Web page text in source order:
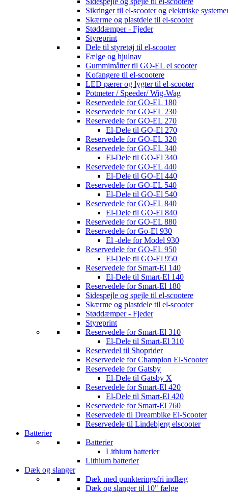
Sikringer til el-scooter og elektriske
Skærme og plastdele til el-scooter
Støddæmper - Fjeder
Styreprint
Dele til styretøj til el-scooter
Fælge og hjulnav
Gummimåtter til GO-EL el scooter
Kofangere til el-scootere
LED pærer og lygter til el-scooter
Potmeter / Speeder/ Wig-Wag
Reservedele for GO-EL 180
Reservedele for GO-EL 230
Reservedele for GO-EL 270
El-Dele til GO-El 270
Reservedele for GO-EL 320
Reservedele for GO-EL 340
El-Dele til GO-El 340
Reservedele for GO-EL 440
El-Dele til GO-El 440
Reservedele for GO-EL 540
El-Dele til GO-El 540
Reservedele for GO-EL 840
El-Dele til GO-El 840
Reservedele for GO-EL 880
Reservedele for Go-El 930
El -dele for Model 930
Reservedele for GO-EL 950
El-Dele til GO-El 950
Reservedele for Smart-El 140
El-Dele til Smart-El 140
Reservedele for Smart-El 180
Sidespejle og spejle til el-scootere
Skærme og plastdele til el-scooter
Støddæmper - Fjeder
Styreprint
Reservedele for Smart-El 310
El-Dele til Smart-El 310
Reservedel til Shoprider
Reservedele for Champion El-Scooter
Reservedele for Gatsby
El-Dele til Gatsby X
Reservedele for Smart-El 420
El-Dele til Smart-El 420
Reservedele for Smart-El 760
Reservedele til Dreambike El-Scooter
Reservedele til Lindebjerg elscooter
Batterier
Batterier
Lithium batterier
Lithium batterier
Dæk og slanger
Dæk med punkteringsfri indlæg
Dæk og slanger til 10" fælge